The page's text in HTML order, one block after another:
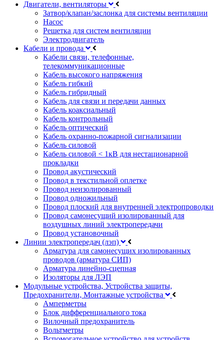
Двигатели, вентиляторы
Затвор/клапан/заслонка для системы вентиляции
Насос
Решетка для систем вентиляции
Электродвигатель
Кабели и провода
Кабели связи, телефонные,
телекоммуникационные
Кабель высокого напряжения
Кабель гибкий
Кабель гибридный
Кабель для связи и передачи данных
Кабель коаксиальный
Кабель контрольный
Кабель оптический
Кабель охранно-пожарной сигнализации
Кабель силовой
Кабель силовой < 1кВ для нестационарной
прокладки
Провод акустический
Провод в текстильной оплетке
Провод неизолированный
Провод одножильный
Провод плоский для внутренней электропроводки
Провод самонесущий изолированный для
воздушных линий электропередачи
Провод установочный
Линии электропередач (лэп)
Арматура для самонесущих изолированных
проводов (арматура СИП)
Арматура линейно-сцепная
Изоляторы для ЛЭП
Модульные устройства, Устройства защиты,
Предохранители, Монтажные устройства
Амперметры
Блок дифференциального тока
Вилочный предохранитель
Вольтметры